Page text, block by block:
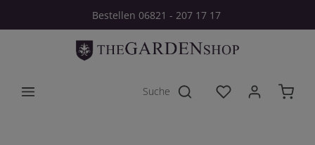
Zum Hauptinhalt springenBestellen 06821 - 207 17 17
Du hast 0